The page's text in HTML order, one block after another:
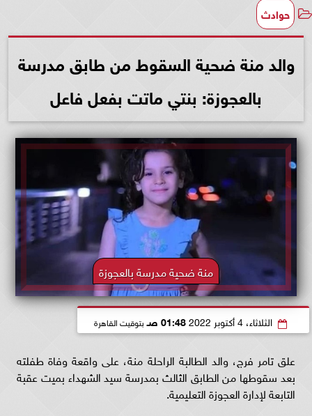
حوادث
والد منة ضحية السقوط من طابق مدرسة
بالعجوزة: بنتي ماتت بفعل فاعل
منة ضحية مدرسة بالعجوزة
الثلاثاء، 4 أكتوبر 2022 01:48 صـ بتوقيت القاهرة
علق تامر فرج، والد الطالبة الراحلة منة، على واقعة وفاة طفلته
بعد سقوطها من الطابق الثالث بمدرسة سيد الشهداء بميت عقبة
التابعة لإدارة العجوزة التعليمية.